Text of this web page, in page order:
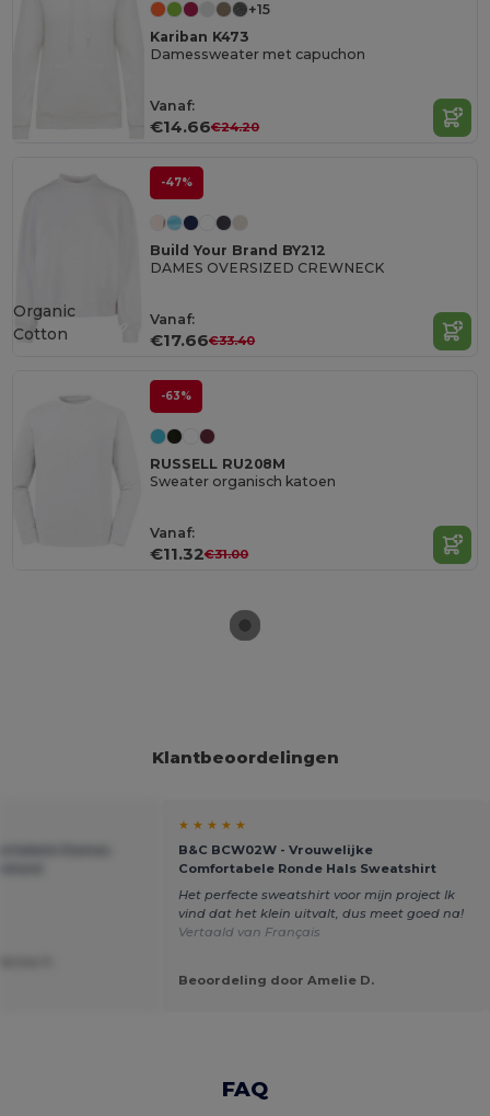
+15
Kariban K473
Damessweater met capuchon
Vanaf:
€14.66€24.20
-47%
Build Your Brand BY212
DAMES OVERSIZED CREWNECK
Vanaf:
€17.66€33.40
Organic
Cotton
-63%
RUSSELL RU208M
Sweater organisch katoen
Vanaf:
€11.32€31.00
Klantbeoordelingen
★ ★ ★ ★ ★
B&C BCW02W - Vrouwelijke
Comfortabele Ronde Hals Sweatshirt
Het perfecte sweatshirt voor mijn project Ik
vind dat het klein uitvalt, dus meet goed na!
Vertaald van Français
Beoordeling door Amelie D.
FAQ